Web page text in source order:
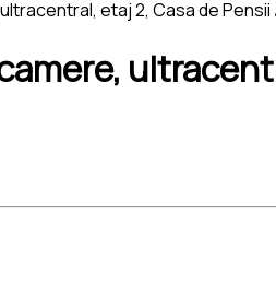
etaj 2, Casa de